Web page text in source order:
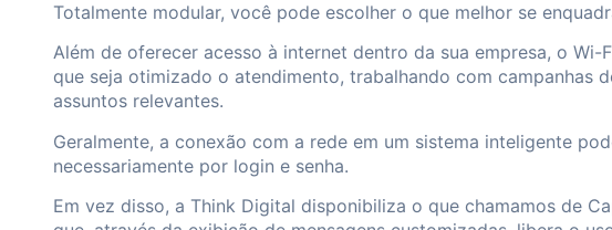
Totalmente modular, você pode escolher o que melhor se
Além de oferecer acesso à internet dentro da sua empresa, o
que seja otimizado o atendimento, trabalhando com campanhas
assuntos relevantes.
Geralmente, a conexão com a rede em um sistema inteligente
necessariamente por login e senha.
Em vez disso, a Think Digital disponibiliza o que chamamos de